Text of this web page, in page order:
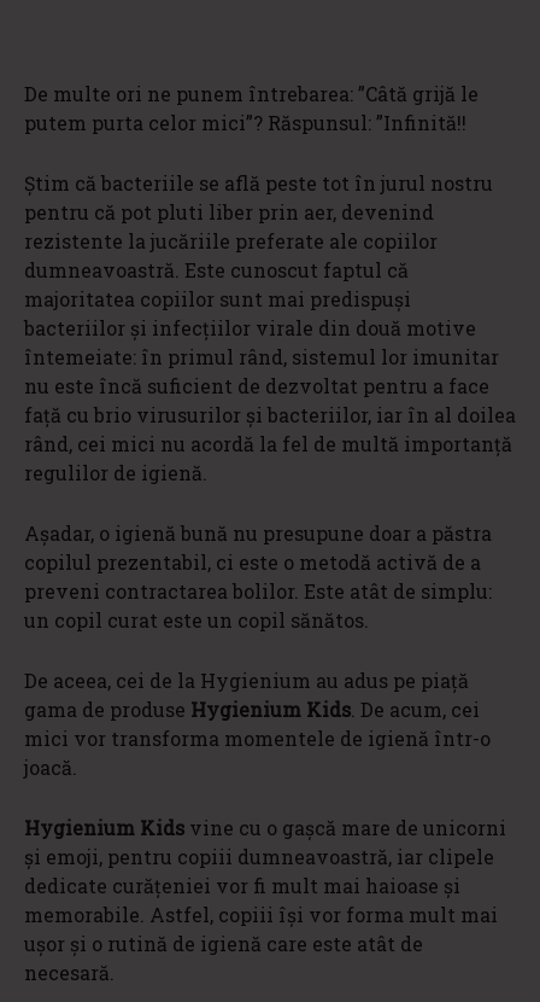
De multe ori ne punem întrebarea: ”Câtă grijă le
putem purta celor mici”? Răspunsul: ”Infinită!!
Știm că bacteriile se află peste tot în jurul nostru
pentru că pot pluti liber prin aer, devenind
rezistente la jucăriile preferate ale copiilor
dumneavoastră. Este cunoscut faptul că
majoritatea copiilor sunt mai predispuși
bacteriilor și infecțiilor virale din două motive
întemeiate: în primul rând, sistemul lor imunitar
nu este încă suficient de dezvoltat pentru a face
față cu brio virusurilor și bacteriilor, iar în al doilea
rând, cei mici nu acordă la fel de multă importanță
regulilor de igienă.
Așadar, o igienă bună nu presupune doar a păstra
copilul prezentabil, ci este o metodă activă de a
preveni contractarea bolilor. Este atât de simplu:
un copil curat este un copil sănătos.
De aceea, cei de la Hygienium au adus pe piață
gama de produse Hygienium Kids. De acum, cei
mici vor transforma momentele de igienă într-o
joacă.
Hygienium Kids vine cu o gașcă mare de unicorni
și emoji, pentru copiii dumneavoastră, iar clipele
dedicate curățeniei vor fi mult mai haioase și
memorabile. Astfel, copiii își vor forma mult mai
ușor și o rutină de igienă care este atât de
necesară.